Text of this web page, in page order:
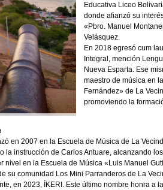
Educativa Liceo
donde afianzó su
«Pbro. Manuel
Velásquez.
En 2018 egresó cum
Integral, mención
Nueva Esparta. Ese
maestro de música en
Fernández» de La
promoviendo la
en 2007 en la Escuela de Música de La
la instrucción de Carlos Antuare, alcanzando
nivel en la Escuela de Música «Luis Manuel
su comunidad Los Mini Parranderos de La
en 2023, ÍKERI. Este último nombre honra a